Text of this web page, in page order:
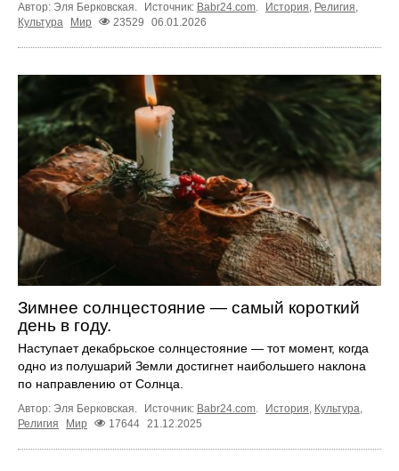
Автор: Эля Берковская. Источник: Babr24.com. История, Религия,
Культура
Мир 23529 06.01.2026
Зимнее солнцестояние — самый короткий
день в году.
Наступает декабрьское солнцестояние — тот момент, когда
одно из полушарий Земли достигнет наибольшего наклона
по направлению от Солнца.
Автор: Эля Берковская. Источник: Babr24.com. История, Культура,
Религия
Мир 17644 21.12.2025